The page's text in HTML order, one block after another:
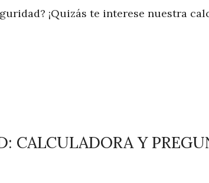
¡Quizás te interese nuestra
CALCULADORA Y